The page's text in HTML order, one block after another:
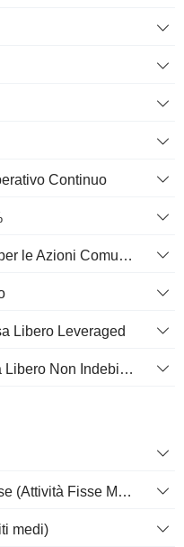
Continuo
Margine Netto Disponibile per le Azioni Comuni %
Libero Leveraged
Margine di Flusso di Cassa Libero Non Indebitato
Rotazione delle Attività Fisse (Attività Fisse Medie)
medi)